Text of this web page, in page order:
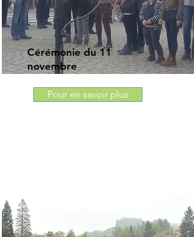
Cérémonie du 11
novembre
Pour en savoir plus